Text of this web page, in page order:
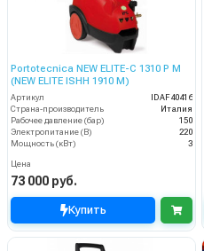
Portotecnica NEW ELITE-C 1310 P M
(NEW ELITE ISHH 1910 M)
Артикул
IDAF40416
Страна-производитель
Италия
Рабочее давление (бар)
150
Электропитание (В)
220
Мощность (кВт)
3
Цена
73 000 руб.
Купить